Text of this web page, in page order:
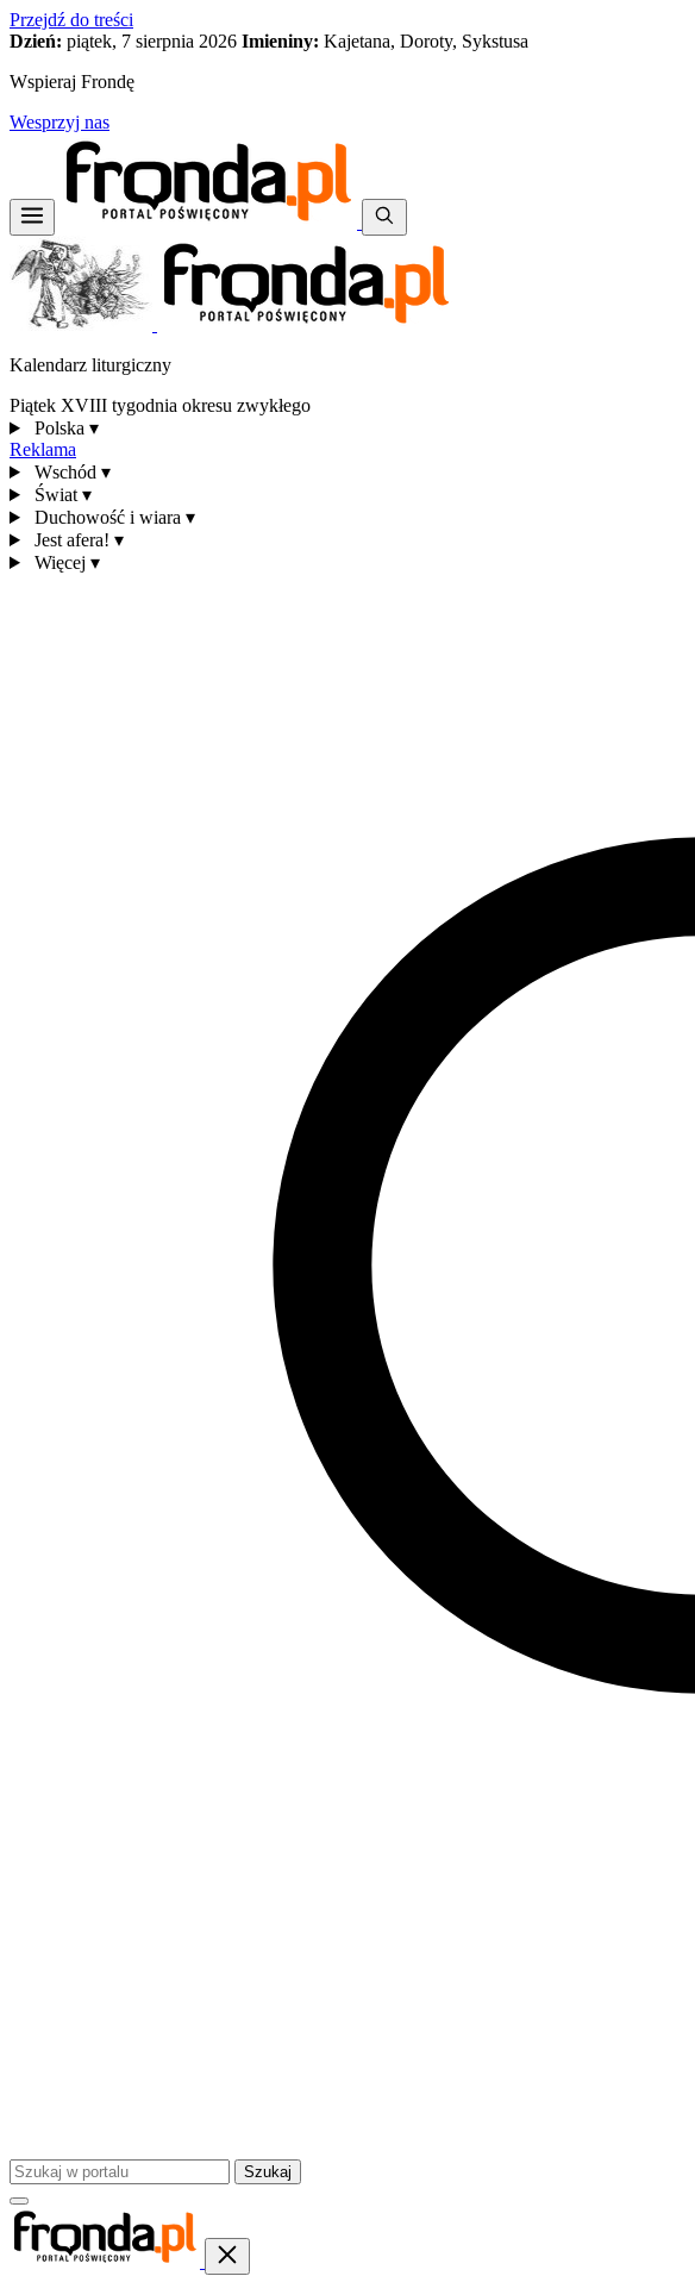
Przejdź do treści
Dzień: piątek, 7 sierpnia 2026 Imieniny: Kajetana, Doroty, Sykstusa
Wspieraj Frondę
Wesprzyj nas
Kalendarz liturgiczny
Piątek XVIII tygodnia okresu zwykłego
Polska ▾
Reklama
Wschód ▾
Świat ▾
Duchowość i wiara ▾
Jest afera! ▾
Więcej ▾
Szukaj